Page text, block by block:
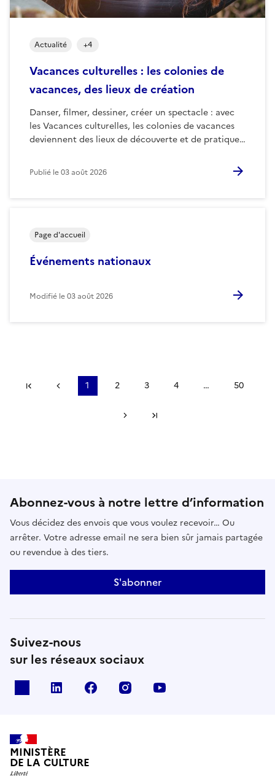
Vacances culturelles : les colonies de
vacances, des lieux de création
Danser, filmer, dessiner, créer un spectacle : avec
les Vacances culturelles, les colonies de vacances
deviennent des lieux de découverte et de pratique…
Actualité +4
Publié le03 août 2026
Événements nationaux
Page d'accueil
Modifié le03 août 2026
Première page
Précédent
1 2 3 4 … 50
Suivant
Abonnez-vous à notre lettre d’information
Vous décidez des envois que vous voulez recevoir… Ou
arrêter. Votre adresse email ne sera bien sûr jamais partagée
ou revendue à des tiers.
S'abonner
Suivez-nous
sur les réseaux sociaux
linkedin facebook instagram
MINISTÈRE
DE LA CULTURE